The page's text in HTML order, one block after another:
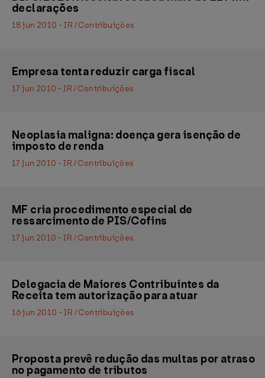
declarações
18 jun 2010 - IR / Contribuições
Empresa tenta reduzir carga fiscal
17 jun 2010 - IR / Contribuições
Neoplasia maligna: doença gera isenção de
imposto de renda
17 jun 2010 - IR / Contribuições
MF cria procedimento especial de
ressarcimento de PIS/Cofins
17 jun 2010 - IR / Contribuições
Delegacia de Maiores Contribuintes da
Receita tem autorização para atuar
16 jun 2010 - IR / Contribuições
Proposta prevê redução das multas por atraso
no pagamento de tributos